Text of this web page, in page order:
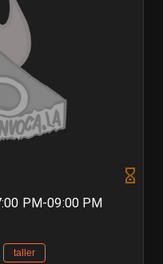
PM-09:00 PM
taller